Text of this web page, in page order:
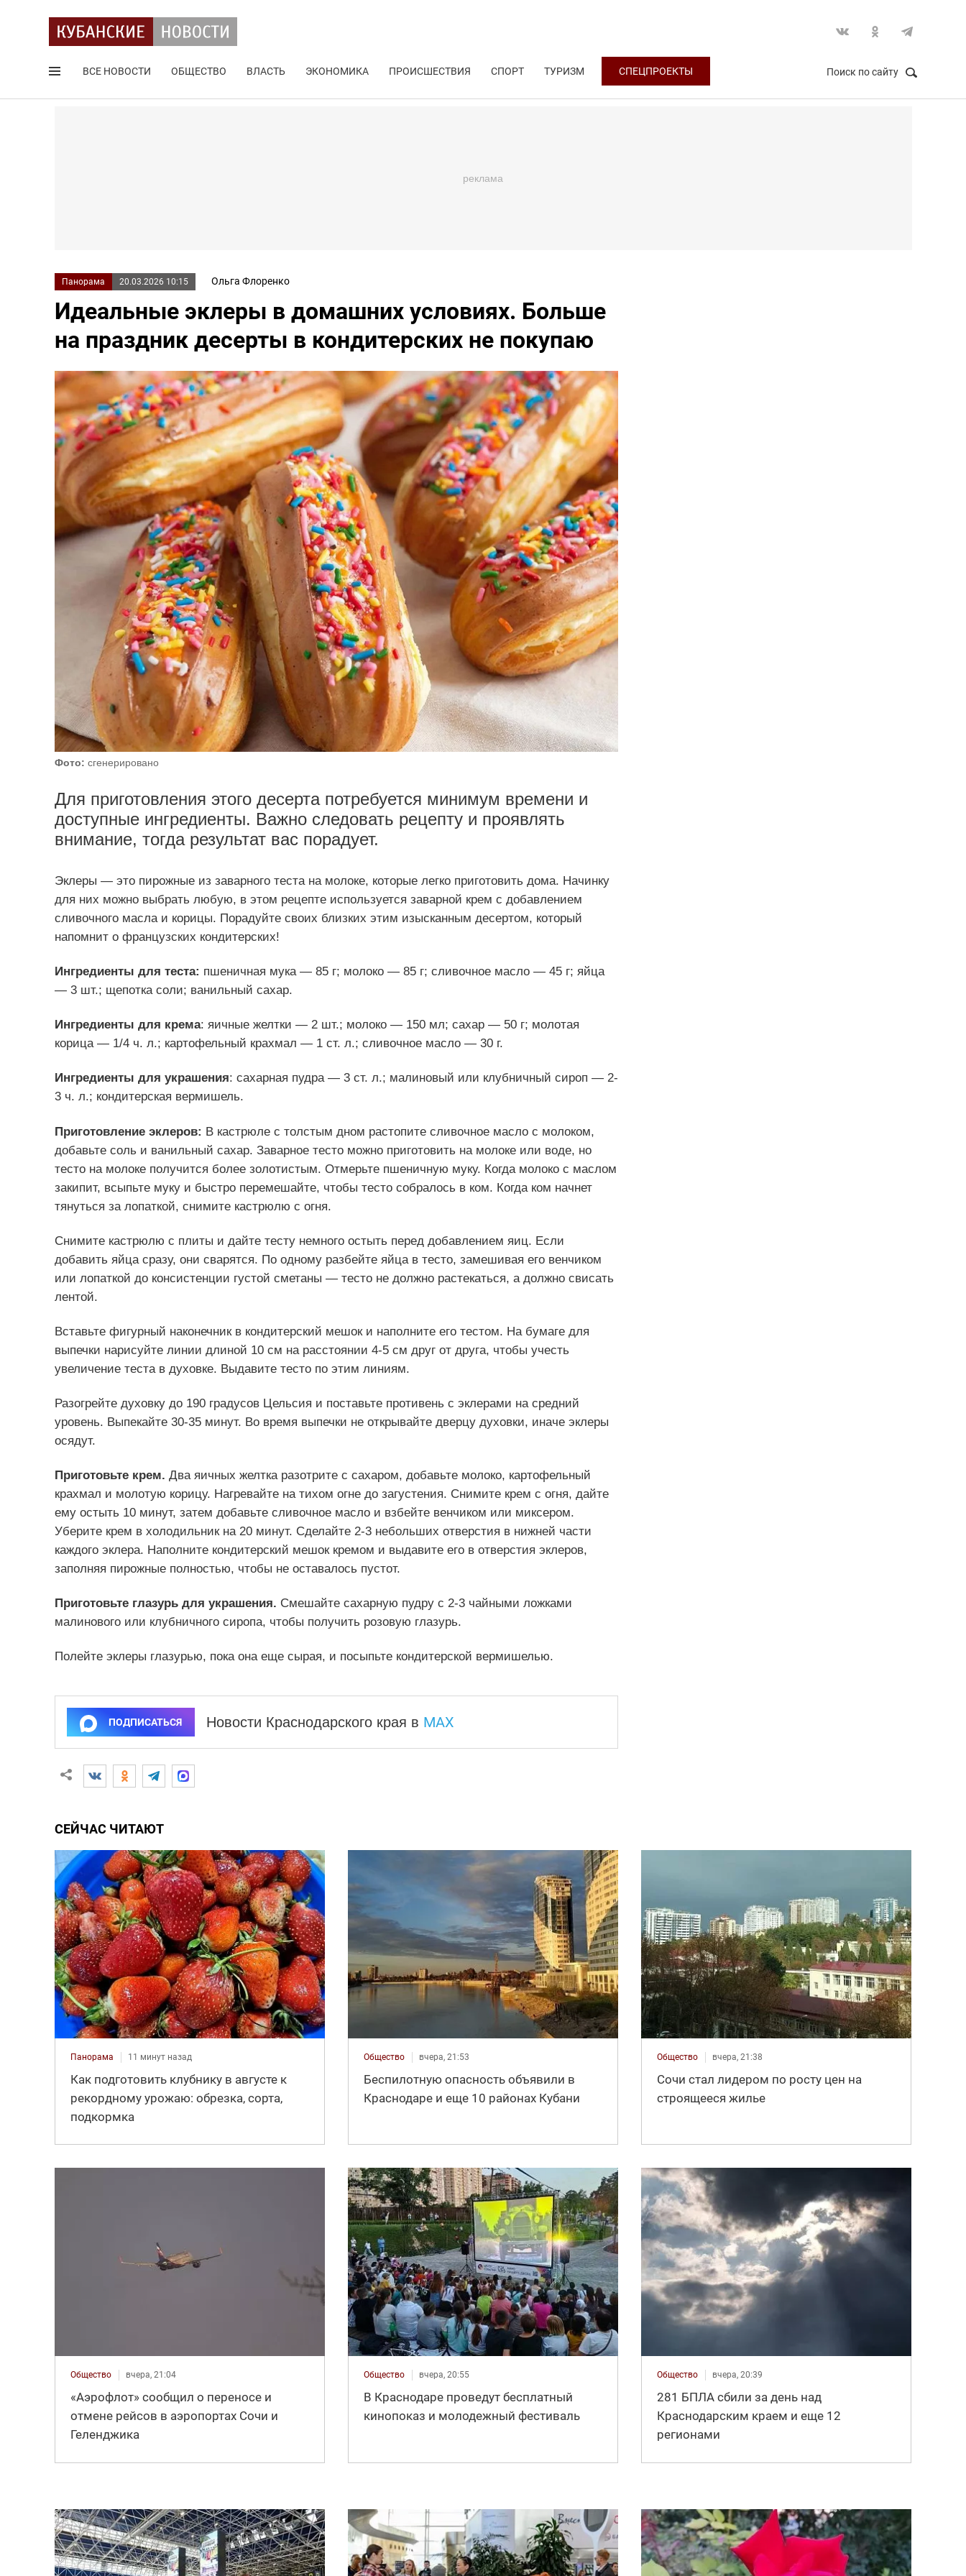
ВСЕ НОВОСТИ ОБЩЕСТВО ВЛАСТЬ ЭКОНОМИКА ПРОИСШЕСТВИЯ СПОРТ ТУРИЗМ СПЕЦПРОЕКТЫ Поиск по сайту
Панорама 20.03.2026 10:15 Ольга Флоренко
Идеальные эклеры в домашних условиях. Больше
на праздник десерты в кондитерских не покупаю
Фото: сгенерировано
Для приготовления этого десерта потребуется минимум времени и
доступные ингредиенты. Важно следовать рецепту и проявлять
внимание, тогда результат вас порадует.
Эклеры — это пирожные из заварного теста на молоке, которые легко приготовить дома. Начинку
для них можно выбрать любую, в этом рецепте используется заварной крем с добавлением
сливочного масла и корицы. Порадуйте своих близких этим изысканным десертом, который
напомнит о французских кондитерских!
Ингредиенты для теста: пшеничная мука — 85 г; молоко — 85 г; сливочное масло — 45 г; яйца
— 3 шт.; щепотка соли; ванильный сахар.
Ингредиенты для крема: яичные желтки — 2 шт.; молоко — 150 мл; сахар — 50 г; молотая
корица — 1/4 ч. л.; картофельный крахмал — 1 ст. л.; сливочное масло — 30 г.
Ингредиенты для украшения: сахарная пудра — 3 ст. л.; малиновый или клубничный сироп — 2-
3 ч. л.; кондитерская вермишель.
Приготовление эклеров: В кастрюле с толстым дном растопите сливочное масло с молоком,
добавьте соль и ванильный сахар. Заварное тесто можно приготовить на молоке или воде, но
тесто на молоке получится более золотистым. Отмерьте пшеничную муку. Когда молоко с маслом
закипит, всыпьте муку и быстро перемешайте, чтобы тесто собралось в ком. Когда ком начнет
тянуться за лопаткой, снимите кастрюлю с огня.
Снимите кастрюлю с плиты и дайте тесту немного остыть перед добавлением яиц. Если
добавить яйца сразу, они сварятся. По одному разбейте яйца в тесто, замешивая его венчиком
или лопаткой до консистенции густой сметаны — тесто не должно растекаться, а должно свисать
лентой.
Вставьте фигурный наконечник в кондитерский мешок и наполните его тестом. На бумаге для
выпечки нарисуйте линии длиной 10 см на расстоянии 4-5 см друг от друга, чтобы учесть
увеличение теста в духовке. Выдавите тесто по этим линиям.
Разогрейте духовку до 190 градусов Цельсия и поставьте противень с эклерами на средний
уровень. Выпекайте 30-35 минут. Во время выпечки не открывайте дверцу духовки, иначе эклеры
осядут.
Приготовьте крем. Два яичных желтка разотрите с сахаром, добавьте молоко, картофельный
крахмал и молотую корицу. Нагревайте на тихом огне до загустения. Снимите крем с огня, дайте
ему остыть 10 минут, затем добавьте сливочное масло и взбейте венчиком или миксером.
Уберите крем в холодильник на 20 минут. Сделайте 2-3 небольших отверстия в нижней части
каждого эклера. Наполните кондитерский мешок кремом и выдавите его в отверстия эклеров,
заполняя пирожные полностью, чтобы не оставалось пустот.
Приготовьте глазурь для украшения. Смешайте сахарную пудру с 2-3 чайными ложками
малинового или клубничного сиропа, чтобы получить розовую глазурь.
Полейте эклеры глазурью, пока она еще сырая, и посыпьте кондитерской вермишелью.
ПОДПИСАТЬСЯ Новости Краснодарского края в MAX
СЕЙЧАС ЧИТАЮТ
Панорама 11 минут назад
Как подготовить клубнику в августе к
рекордному урожаю: обрезка, сорта,
подкормка
Общество вчера, 21:53
Беспилотную опасность объявили в
Краснодаре и еще 10 районах Кубани
Общество вчера, 21:38
Сочи стал лидером по росту цен на
строящееся жилье
Общество вчера, 21:04
«Аэрофлот» сообщил о переносе и
отмене рейсов в аэропортах Сочи и
Геленджика
Общество вчера, 20:55
В Краснодаре проведут бесплатный
кинопоказ и молодежный фестиваль
Общество вчера, 20:39
281 БПЛА сбили за день над
Краснодарским краем и еще 12
регионами